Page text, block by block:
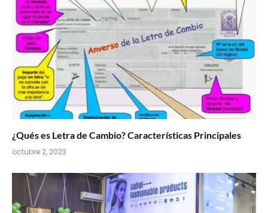
¿Qués es Letra de Cambio? Características Principales
octubre 2, 2023